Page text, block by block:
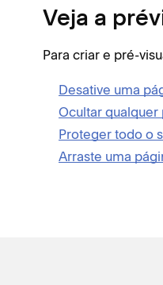
Veja a
Para criar e pré-
Desative uma
Ocultar qualquer
Proteger todo o
Arraste uma